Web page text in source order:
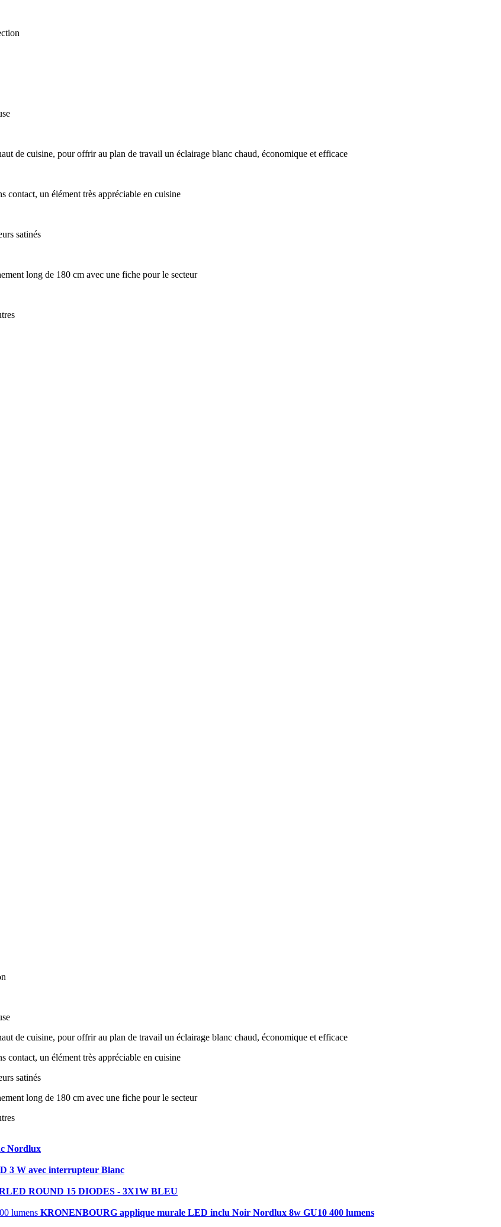
de cuisine, pour offrir au plan de travail un éclairage blanc chaud, économique et efficace
contact, un élément très appréciable en cuisine
satinés
long de 180 cm avec une fiche pour le secteur
de cuisine, pour offrir au plan de travail un éclairage blanc chaud, économique et efficace
contact, un élément très appréciable en cuisine
satinés
long de 180 cm avec une fiche pour le secteur
Nordlux
3 W avec interrupteur Blanc
ROUND 15 DIODES - 3X1W BLEU
KRONENBOURG applique murale LED inclu Noir Nordlux 8w GU10 400 lumens